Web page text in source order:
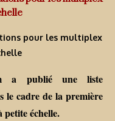
pour les multiplex
a publié une liste
le cadre de la première
petite échelle.